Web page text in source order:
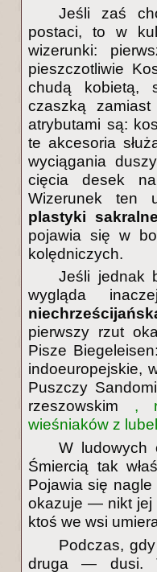
Jeśli zaś
postaci, to w
wizerunki:
pieszczotliwie
chudą kobietą,
czaszką
atrybutami są:
te akcesoria
wyciągania
cięcia desek
Wizerunek ten
plastyki
pojawia się w
kolędniczych.
Jeśli jednak
wygląda
pierwszy rzut
Pisze
indoeuropejskie,
Puszczy
rzeszowskim ,
wieśniaków z
W ludowych
Śmiercią tak
Pojawia się
okazuje — nikt jej
ktoś we wsi
Podczas,
druga — dusi.